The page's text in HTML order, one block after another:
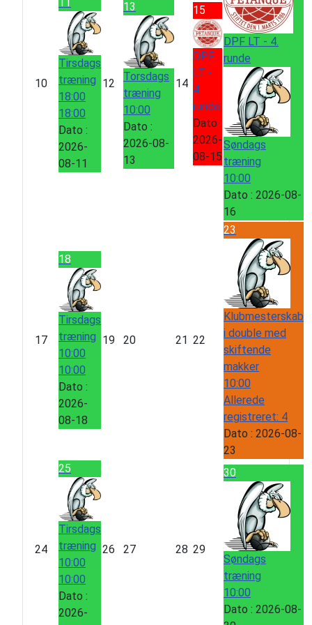
10
Tirsdags
træning
18:00
18:00
Dato :
2026-
08-11
12
13
Torsdags
træning
10:00
Dato :
2026-08-
13
14
15
DPF
LT -
4.
runde
Dato :
2026-
08-15
DPF LT - 4.
runde
Søndags
træning
10:00
Dato : 2026-08-
16
17
18
Tirsdags
træning
10:00
10:00
Dato :
2026-
08-18
19 20 21 22
23
Klubmesterskab
i double med
skiftende
makker
10:00
Allerede
registreret: 4
Dato : 2026-08-
23
24
25
Tirsdags
træning
10:00
10:00
Dato :
2026-
26 27 28 29
30
Søndags
træning
10:00
Dato : 2026-08-